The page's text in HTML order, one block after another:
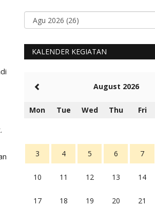
KALENDER KEGIATAN
August 2026
Mon Tue Wed Thu Fri
3 4 5 6 7
10 11 12 13 14
17 18 19 20 21